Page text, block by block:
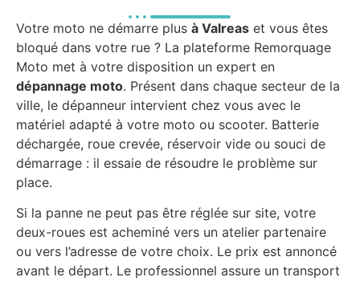
Votre moto ne démarre plus à Valreas et vous êtes
bloqué dans votre rue ? La plateforme Remorquage
Moto met à votre disposition un expert en
dépannage moto. Présent dans chaque secteur de la
ville, le dépanneur intervient chez vous avec le
matériel adapté à votre moto ou scooter. Batterie
déchargée, roue crevée, réservoir vide ou souci de
démarrage : il essaie de résoudre le problème sur
place.
Si la panne ne peut pas être réglée sur site, votre
deux-roues est acheminé vers un atelier partenaire
ou vers l’adresse de votre choix. Le prix est annoncé
avant le départ. Le professionnel assure un transport